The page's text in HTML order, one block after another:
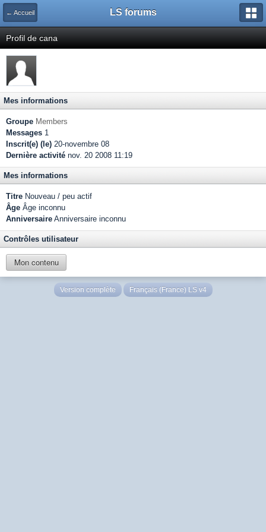
← Accueil LS forums
Profil de cana
Mes informations
Groupe Members
Messages 1
Inscrit(e) (le) 20-novembre 08
Dernière activité nov. 20 2008 11:19
Mes informations
Titre Nouveau / peu actif
Âge Âge inconnu
Anniversaire Anniversaire inconnu
Contrôles utilisateur
Mon contenu
Version complète Français (France) LS v4